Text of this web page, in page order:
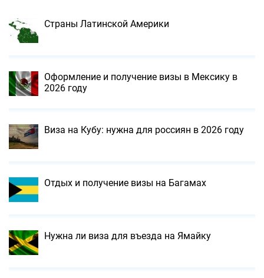
Страны Латинской Америки
Оформление и получение визы в Мексику в
2026 году
Виза на Кубу: нужна для россиян в 2026 году
Отдых и получение визы на Багамах
Нужна ли виза для въезда на Ямайку